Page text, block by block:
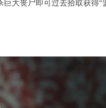
大丧尸即可过去拾取获得“